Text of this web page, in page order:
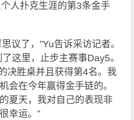
人扑克生涯的第3条金手
议了，”Yu告诉采访记者。
这里，止步主赛事Day5。
决胜桌并且获得第4名。我
会在今年赢得金手链的。
夏天，我对自己的表现非
幸运。”